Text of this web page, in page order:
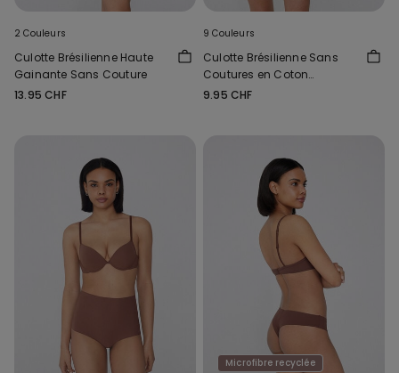
2 Couleurs
Culotte Brésilienne Haute
Gainante Sans Couture
13.95 CHF
9 Couleurs
Culotte Brésilienne Sans
Coutures en Coton
Biologique
9.95 CHF
Microfibre recyclée